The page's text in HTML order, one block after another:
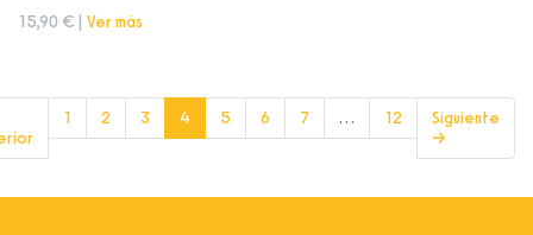
15,90 € | Ver más
1 2 3 4 (current)
5 6 7 … 12
Siguiente
→